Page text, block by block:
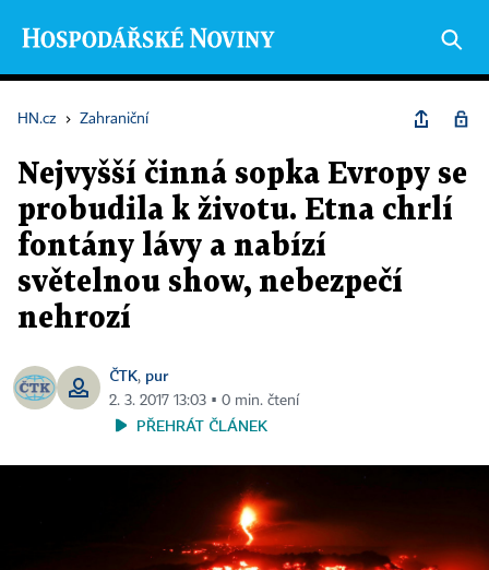
HN.cz › Zahraniční
Nejvyšší činná sopka Evropy se
probudila k životu. Etna chrlí
fontány lávy a nabízí
světelnou show, nebezpečí
nehrozí
ČTK, pur
2. 3. 2017 13:03 ▪ 0 min. čtení
PŘEHRÁT ČLÁNEK